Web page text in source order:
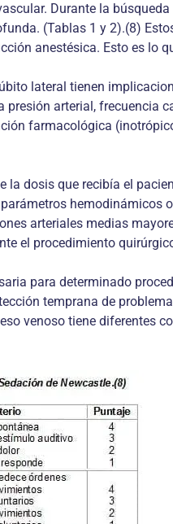
Durante la
(Tablas 1 y 2).(8)
anestésica. Esto es lo
lateral tienen
arterial, frecuencia
farmacológica
dosis que recibía el
hemodinámicos
arteriales medias
el procedimiento
para determinado
temprana de
venoso tiene diferentes